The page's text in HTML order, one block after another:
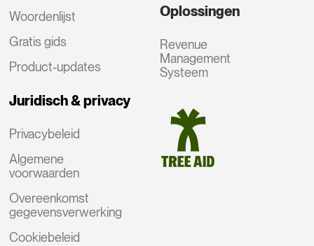
Woordenlijst
Gratis gids
Product-updates
Juridisch & privacy
Privacybeleid
Algemene
voorwaarden
Overeenkomst
gegevensverwerking
Cookiebeleid
Oplossingen
Revenue
Management
Systeem